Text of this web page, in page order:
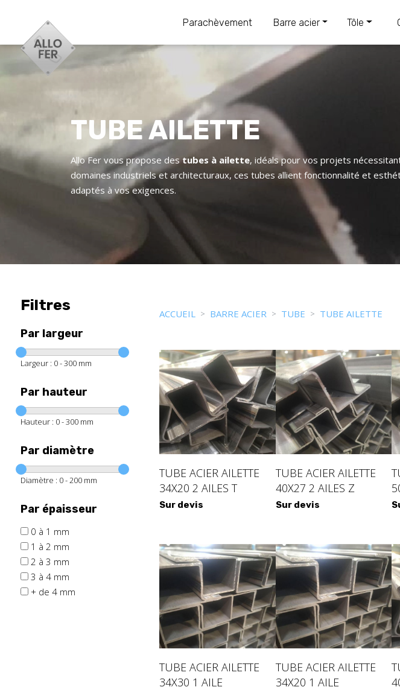
Parachèvement Barre acier Tôle
TUBE AILETTE
Allo Fer vous propose destubes à ailette, idéals pour vos projets
domaines industriels et architecturaux, ces tubes allient fonctionnalité et
adaptés à vos exigences.
Filtres
Par largeur
Largeur : 0 - 300mm
Par hauteur
Hauteur : 0 - 300mm
Par diamètre
Diamètre : 0 - 200mm
Par épaisseur
0 à 1 mm
1 à 2 mm
2 à 3 mm
3 à 4 mm
+ de 4 mm
ACCUEIL BARRE ACIER TUBE TUBE AILETTE
TUBE ACIER AILETTE
34X20 2 AILES T
Sur devis
TUBE ACIER AILETTE
40X27 2 AILES Z
Sur devis
TUBE ACIER AILETTE
34X30 1 AILE
TUBE ACIER AILETTE
34X20 1 AILE